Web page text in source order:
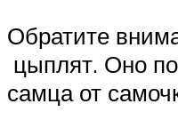
Обратите
цыплят. Оно
самца от